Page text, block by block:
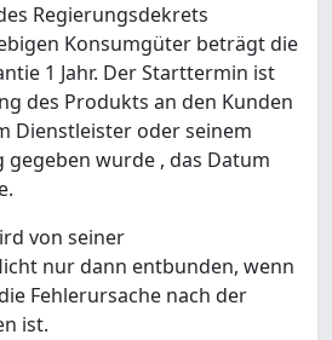
Regierungsdekrets
Konsumgüter beträgt die
1 Jahr. Der Starttermin ist
des Produkts an den Kunden
Dienstleister oder seinem
wurde , das Datum
von seiner
nur dann entbunden, wenn
Fehlerursache nach der
ist.